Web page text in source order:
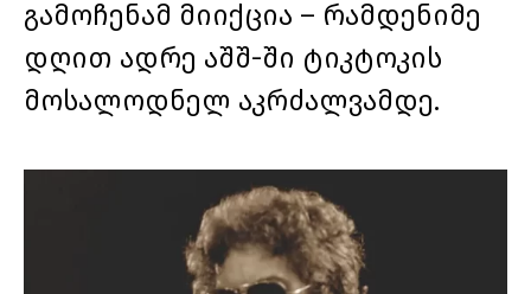
გამოჩენამ მიიქცია – რამდენიმე
დღით ადრე აშშ-ში ტიკტოკის
მოსალოდნელ აკრძალვამდე.